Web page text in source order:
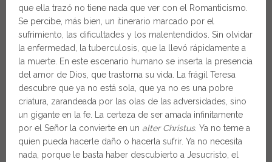
que ella trazó no tiene nada que ver con el Romanticismo.
Se percibe, más bien, un itinerario marcado por el
sufrimiento, las dificultades y los malentendidos. Sin olvidar
la enfermedad, la tuberculosis, que la llevó rápidamente a
la muerte. En este escenario humano se inserta la presencia
del amor de Dios, que trastorna su vida. La frágil Teresa
descubre que ya no está sola, que ya no es una pobre
criatura, zarandeada por las olas de las adversidades, sino
un gigante en la fe. La certeza de ser amada infinitamente
por el Señor la convierte en un alter Christus. Ya no teme a
quien pueda hacerle daño o hacerla sufrir. Ya no necesita
nada, porque le basta haber descubierto a Jesucristo, el